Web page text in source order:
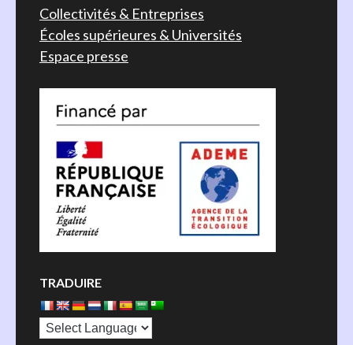
Collectivités & Entreprises
Écoles supérieures & Universités
Espace presse
TRADUIRE